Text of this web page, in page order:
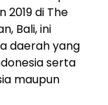
2019 di The
Bali, ini
daerah yang
serta
maupun